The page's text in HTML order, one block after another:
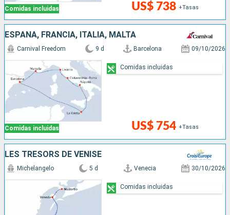
Comidas incluidas US$ 738 +Tasas
ESPAÑA, FRANCIA, ITALIA, MALTA
Comidas incluidas
Carnival Freedom 9 d Barcelona 09/10/2026
US$ 754 +Tasas
Comidas incluidas
LES TRÉSORS DE VENISE
Michelangelo 5 d Venecia 30/10/2026
Comidas incluidas